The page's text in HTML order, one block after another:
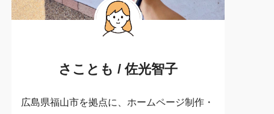
さことも / 佐光智子
広島県福山市を拠点に、ホームページ制作・